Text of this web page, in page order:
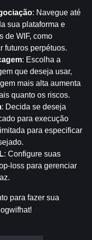
: Navegue até
sua plataforma e
de WIF, como
futuros perpétuos.
: Escolha a
que deseja usar,
mais alta aumenta
quanto os riscos.
: Decida se deseja
para execução
para especificar
: Configure suas
loss para gerenciar
para fazer sua